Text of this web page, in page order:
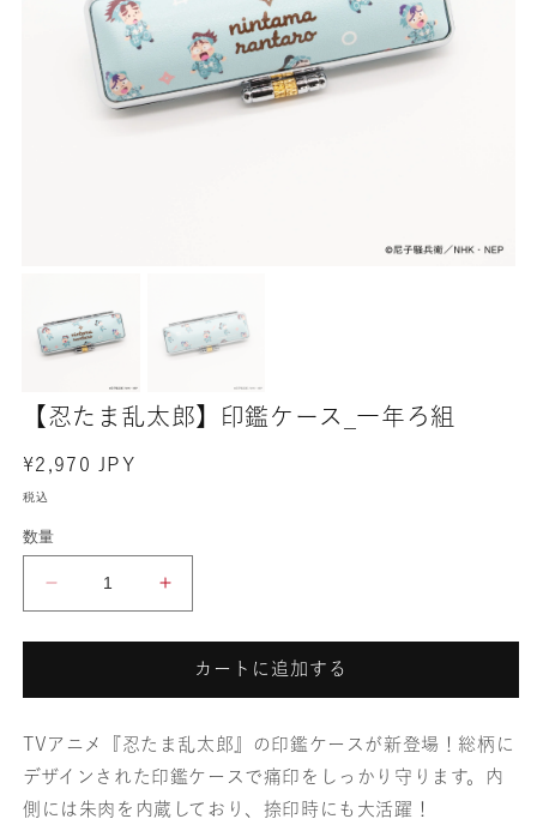
【忍たま乱太郎】印鑑ケース_一年ろ組
通
常
格
¥2,970 JPY
税込
数量
た
太
郎】
た
乱
太
郎】
カートに追加する
TVアニメ『忍たま乱太郎』の印鑑ケースが新登場！総柄に
デザインされた印鑑ケースで痛印をしっかり守ります。内
側には朱肉を内蔵しており、捺印時にも大活躍！